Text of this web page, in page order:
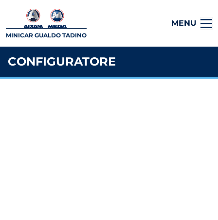
MINICAR GUALDO TADINO
MENU
CONFIGURATORE